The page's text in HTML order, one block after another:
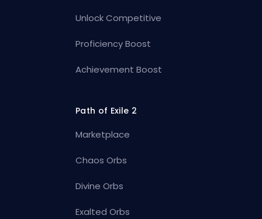
Unlock Competitive
Proficiency Boost
Achievement Boost
Path of Exile 2
Marketplace
Chaos Orbs
Divine Orbs
Exalted Orbs